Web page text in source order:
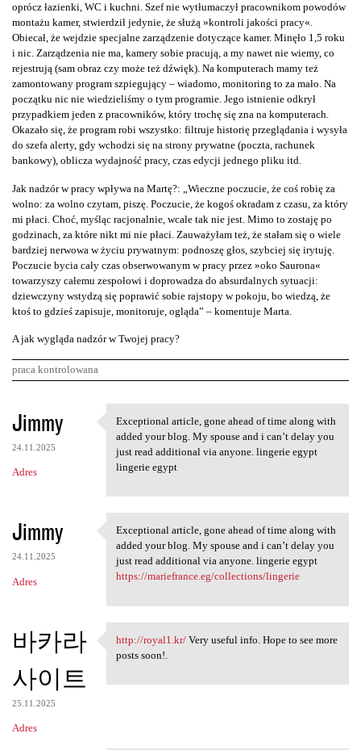
oprócz łazienki, WC i kuchni. Szef nie wytłumaczył pracownikom powodów
montażu kamer, stwierdził jedynie, że służą »kontroli jakości pracy«.
Obiecał, że wejdzie specjalne zarządzenie dotyczące kamer. Minęło 1,5 roku
i nic. Zarządzenia nie ma, kamery sobie pracują, a my nawet nie wiemy, co
rejestrują (sam obraz czy może też dźwięk). Na komputerach mamy też
zamontowany program szpiegujący – wiadomo, monitoring to za mało. Na
początku nic nie wiedzieliśmy o tym programie. Jego istnienie odkrył
przypadkiem jeden z pracowników, który trochę się zna na komputerach.
Okazało się, że program robi wszystko: filtruje historię przeglądania i wysyła
do szefa alerty, gdy wchodzi się na strony prywatne (poczta, rachunek
bankowy), oblicza wydajność pracy, czas edycji jednego pliku itd.
Jak nadzór w pracy wpływa na Martę?: „Wieczne poczucie, że coś robię za
wolno: za wolno czytam, piszę. Poczucie, że kogoś okradam z czasu, za który
mi płaci. Choć, myśląc racjonalnie, wcale tak nie jest. Mimo to zostaję po
godzinach, za które nikt mi nie płaci. Zauważyłam też, że stałam się o wiele
bardziej nerwowa w życiu prywatnym: podnoszę głos, szybciej się irytuję.
Poczucie bycia cały czas obserwowanym w pracy przez »oko Saurona«
towarzyszy całemu zespołowi i doprowadza do absurdalnych sytuacji:
dziewczyny wstydzą się poprawić sobie rajstopy w pokoju, bo wiedzą, że
ktoś to gdzieś zapisuje, monitoruje, ogląda” – komentuje Marta.
A jak wygląda nadzór w Twojej pracy?
praca kontrolowana
K
o
m
e
t
a
r
z
Jimmy
24.11.2025
Adres
Exceptional article, gone
Exceptional article, gone ahead of time along with
added your blog. My spouse and i can’t delay you
just read additional via anyone. lingerie egypt
lingerie egypt
Jimmy
24.11.2025
Adres
Exceptional article, gone
Exceptional article, gone ahead of time along with
added your blog. My spouse and i can’t delay you
just read additional via anyone. lingerie egypt
https://mariefrance.eg/collections/lingerie
바카라
사이트
25.11.2025
Adres
http://royal1.kr/ Very useful
http://royal1.kr/Very useful info. Hope to see more
posts soon!.